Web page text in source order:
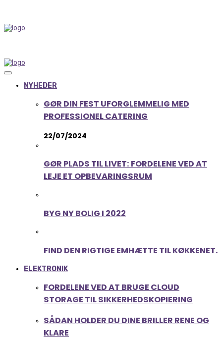
NYHEDER
GØR DIN FEST UFORGLEMMELIG MED
PROFESSIONEL CATERING
22/07/2024
GØR PLADS TIL LIVET: FORDELENE VED AT
LEJE ET OPBEVARINGSRUM
BYG NY BOLIG I 2022
FIND DEN RIGTIGE EMHÆTTE TIL KØKKENET.
ELEKTRONIK
FORDELENE VED AT BRUGE CLOUD
STORAGE TIL SIKKERHEDSKOPIERING
SÅDAN HOLDER DU DINE BRILLER RENE OG
KLARE